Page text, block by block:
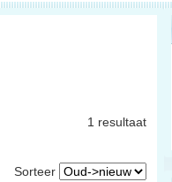
1 resultaat
Sorteer